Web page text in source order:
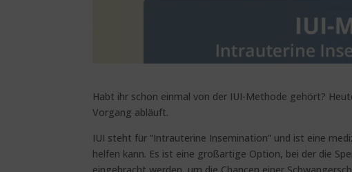
Habt ihr schon einmal von der IUI-Methode gehört?
Vorgang abläuft.
IUI steht für “Intrauterine Insemination” und ist eine
helfen kann. Es ist eine großartige Option, bei der die